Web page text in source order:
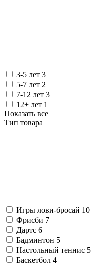
3-5 лет 3
5-7 лет 2
7-12 лет 3
12+ лет 1
Показать все
Тип товара
Игры лови-бросай 10
Фрисби 7
Дартс 6
Бадминтон 5
Настольный теннис 5
Баскетбол 4